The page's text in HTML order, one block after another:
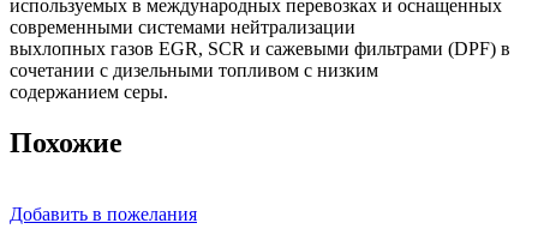
используемых в международных перевозках и оснащенных
современными системами нейтрализации
выхлопных газов EGR, SCR и сажевыми фильтрами (DPF) в
сочетании с дизельными топливом с низким
содержанием серы.
Похожие
Добавить в пожелания